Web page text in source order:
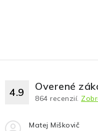
4.9 Overené
864 recenzií.
Matej Miškovič